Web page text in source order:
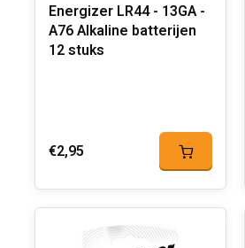
Energizer LR44 - 13GA -
A76 Alkaline batterijen
12 stuks
€2,95